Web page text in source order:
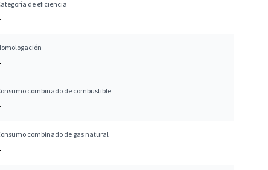
de eficiencia
combinado de combustible
combinado de gas natural